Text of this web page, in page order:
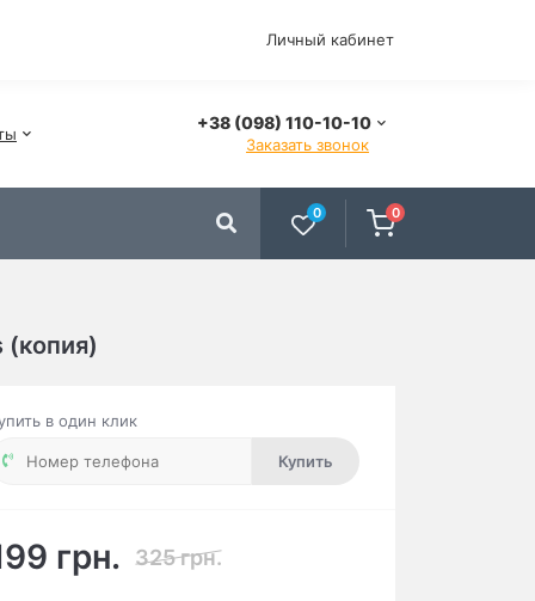
Личный кабинет
+38 (098) 110-10-10
Заказать звонок
0 0
(копия)
в один клик
Купить
грн. 325 грн.